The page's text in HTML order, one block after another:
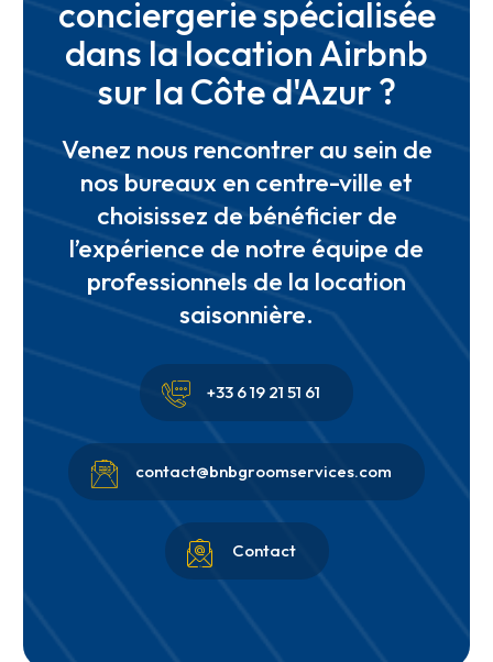
conciergerie spécialisée
dans la location Airbnb
sur la Côte d'Azur ?
Venez nous rencontrer au sein de
nos bureaux en centre-ville et
choisissez de bénéficier de
l’expérience de notre équipe de
professionnels de la location
saisonnière.

 +33 6 19 21 51 61

 contact@bnbgroomservices.com

 Contact